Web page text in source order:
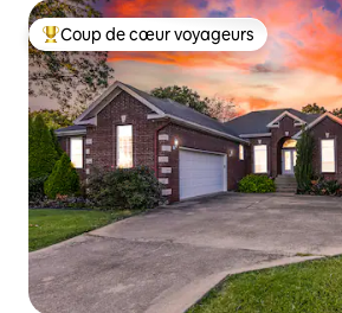
Coups de cœur voyageurs les plus
Coup de cœur voyageurs